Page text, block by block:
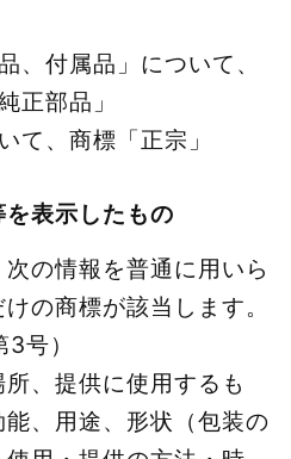
、付属品」について、
正部品」
て、商標「正宗」
表示したもの
の情報を普通に用いら
の商標が該当します。
号）
、提供に使用するも
、用途、形状（包装の